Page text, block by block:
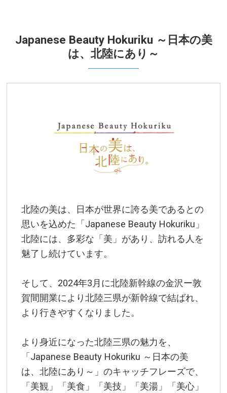
Japanese Beauty Hokuriku ～日本の美
は、北陸にあり～
北陸の美は、日本が世界に誇る美であるとの
思いを込めた「Japanese Beauty Hokuriku」
北陸には、多彩な「美」があり、訪れる人を
魅了し続けています。
そして、2024年3月に北陸新幹線の金沢ー敦
賀間開業により北陸三県が新幹線で結ばれ、
より行きやすくなりました。
より身近になった北陸三県の魅力を、
「Japanese Beauty Hokuriku ～日本の美
は、北陸にあり～」のキャッチフレーズで、
「美観」「美食」「美技」「美湯」「美心」